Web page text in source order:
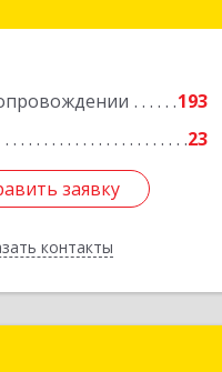
193
23
заявку
контакты
Подробнее
заявку
Назад